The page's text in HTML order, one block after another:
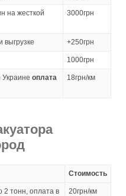
на жесткой
3000грн
выгрузке +250грн
1000грн
Украине оплата
18грн/км
Стоимость
2 тонн, оплата в
20грн/км